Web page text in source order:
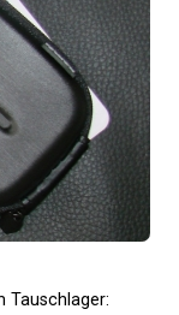
Tauschlager: